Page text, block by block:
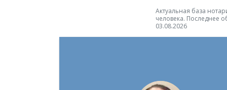
Актуальная база
человека. Последнее
03.08.2026